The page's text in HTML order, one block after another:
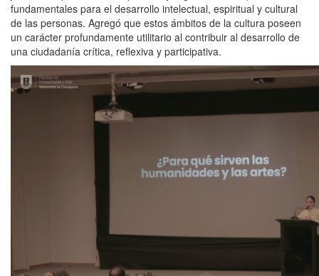
fundamentales para el desarrollo intelectual, espiritual y cultural
de las personas. Agregó que estos ámbitos de la cultura poseen
un carácter profundamente utilitario al contribuir al desarrollo de
una ciudadanía crítica, reflexiva y participativa.